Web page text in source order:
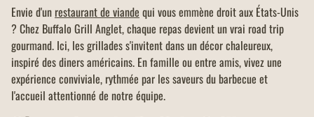
Envie d'un restaurant de viande qui vous emmène droit aux États-Unis
? Chez Buffalo Grill Anglet, chaque repas devient un vrai road trip
gourmand. Ici, les grillades s'invitent dans un décor chaleureux,
inspiré des diners américains. En famille ou entre amis, vivez une
expérience conviviale, rythmée par les saveurs du barbecue et
l'accueil attentionné de notre équipe.